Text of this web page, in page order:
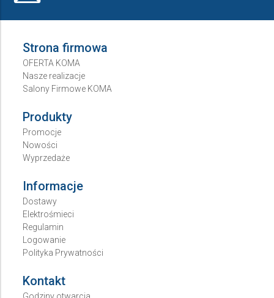
Strona firmowa
OFERTA KOMA
Nasze realizacje
Salony Firmowe KOMA
Produkty
Promocje
Nowości
Wyprzedaże
Informacje
Dostawy
Elektrośmieci
Regulamin
Logowanie
Polityka Prywatności
Kontakt